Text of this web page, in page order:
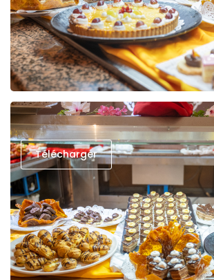
Télécharger